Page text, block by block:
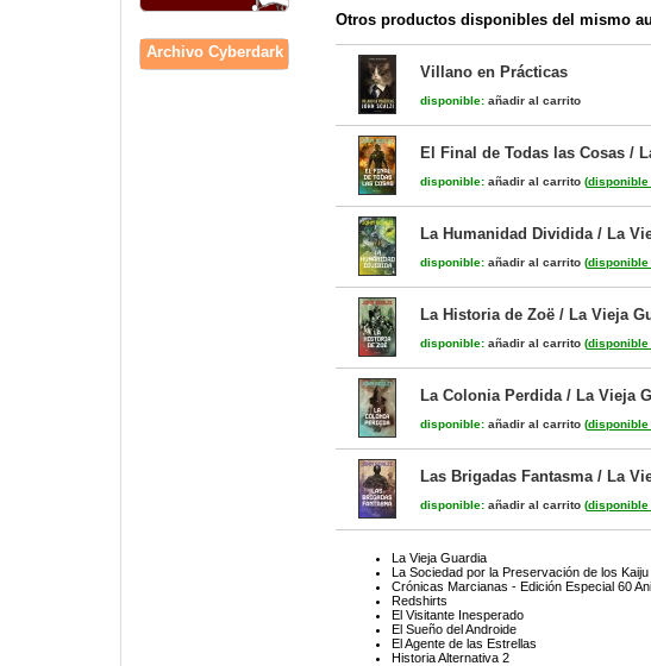
Archivo Cyberdark
Otros productos disponibles del mismo
Villano en Prácticas
disponible: añadir al carrito
El Final de Todas las Cosas /
disponible: añadir al carrito (disponible
La Humanidad Dividida / La
disponible: añadir al carrito (disponible
La Historia de Zoë / La Vieja
disponible: añadir al carrito (disponible
La Colonia Perdida / La Vieja
disponible: añadir al carrito (disponible
Las Brigadas Fantasma / La
disponible: añadir al carrito (disponible
La Vieja Guardia
La Sociedad por la Preservación de los Kaiju
Crónicas Marcianas - Edición Especial 60
Redshirts
El Visitante Inesperado
El Sueño del Androide
El Agente de las Estrellas
Historia Alternativa 2